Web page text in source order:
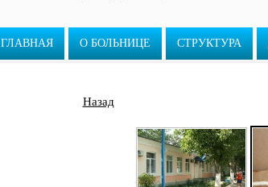
ГЛАВНАЯ О БОЛЬНИЦЕ СТРУКТУРА
Назад